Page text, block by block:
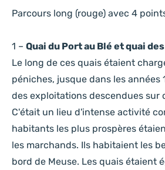
Parcours long (rouge) avec 4
1 – Quai du Port au Blé et quai
Le long de ces quais étaient
péniches, jusque dans les années
des exploitations descendues sur
C'était un lieu d'intense activité
habitants les plus prospères
les marchands. Ils habitaient les
bord de Meuse. Les quais étaient